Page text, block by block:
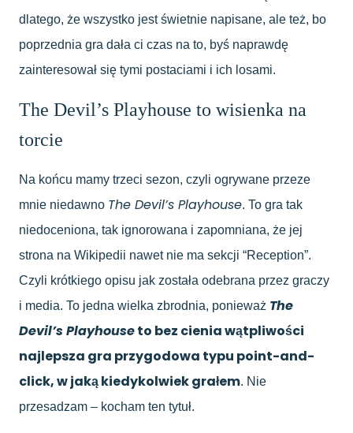
dlatego, że wszystko jest świetnie napisane, ale też, bo
poprzednia gra dała ci czas na to, byś naprawdę
zainteresował się tymi postaciami i ich losami.
The Devil’s Playhouse to wisienka na
torcie
Na końcu mamy trzeci sezon, czyli ogrywane przeze
mnie niedawno The Devil’s Playhouse. To gra tak
niedoceniona, tak ignorowana i zapomniana, że jej
strona na Wikipedii nawet nie ma sekcji “Reception”.
Czyli krótkiego opisu jak została odebrana przez graczy
i media. To jedna wielka zbrodnia, ponieważ The
Devil’s Playhouseto bez cienia wątpliwości
najlepsza gra przygodowa typu point-and-
click, w jaką kiedykolwiek grałem. Nie
przesadzam – kocham ten tytuł.